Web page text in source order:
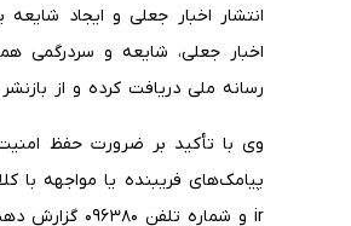
انتشار اخبار جعلی و ایجاد
اخبار جعلی، شایعه و سردرگمی
رسانه ملی دریافت کرده و از
وی با تأکید بر ضرورت حفظ
ir و شماره تلفن ۰۹۶۳۸۰ گزارش دهند.